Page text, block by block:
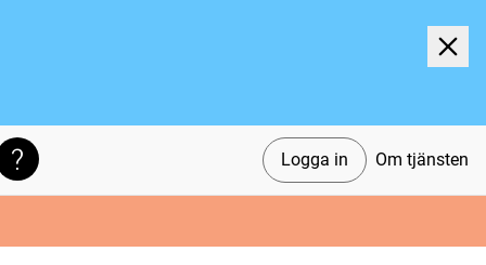
Logga in Om tjänsten
Söktips